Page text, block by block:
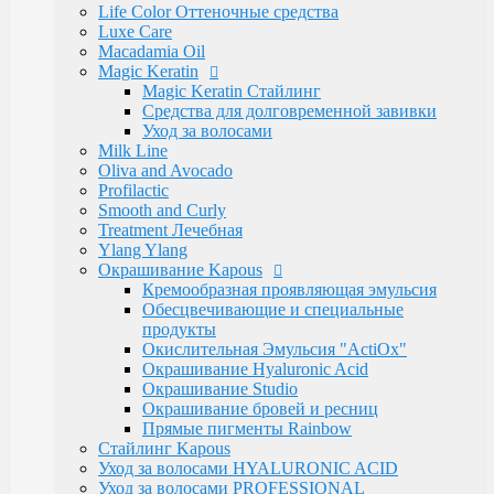
Электротовары
Восконагреватели для депиляции
SELECTIVE PROFESSIONAL
Теги
memo Бальзам Бустер Воск
Для бороды Для мужчин Дозатор
Краски для
Крем после бритья Лак для волос
спрей
Лосьон Маска
Косметика Обесцвечивающий порошок
Эмульсия Паста для волос
маска
Укладка волос Флюид
волос
духи духимарфа защита волос
волос
концентрированныйпарфюм
волос
маска для волос мусс для
мыло парфюм парфюмерия парфюмернаявода
парфюмерия сильная фиксация спрей для волос
сыворотка термозащита фейдинг шампунь
фиксация
Бренды
Kapous Professional
Estel Professional
Matrix
Ollin Professional
Londa Professional
Life Color Оттеночные средства
Luxe Care
Macadamia Oil
Magic Keratin
Magic Keratin Стайлинг
Средства для долговременной завивки
Уход за волосами
Milk Line
Oliva and Avocado
Profilactic
Smooth and Curly
Treatment Лечебная
Ylang Ylang
Окрашивание Kapous
Кремообразная проявляющая эмульсия
Обесцвечивающие и специальные
продукты
Окислительная Эмульсия "ActiOx"
Окрашивание Hyaluronic Acid
Окрашивание Studio
Окрашивание бровей и ресниц
Прямые пигменты Rainbow
Стайлинг Kapous
Уход за волосами HYALURONIC ACID
Уход за волосами PROFESSIONAL